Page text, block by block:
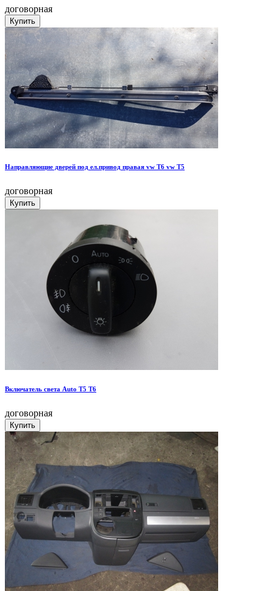
договорная
Направляющие дверей под ел.привод правая vw T6 vw T5
договорная
Включатель света Auto T5 T6
договорная